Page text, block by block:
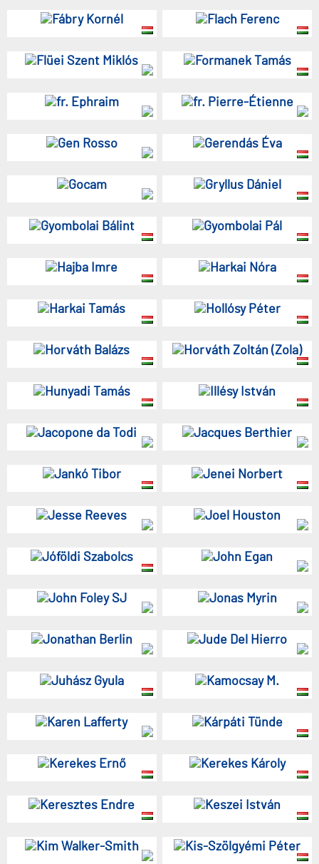
Fábry Kornél Flach Ferenc
Flüei Szent Miklós Formanek Tamás
fr. Ephraim fr. Pierre-Étienne
Gen Rosso Gerendás Éva
Gocam Gryllus Dániel
Gyombolai Bálint Gyombolai Pál
Hajba Imre Harkai Nóra
Harkai Tamás Hollósy Péter
Horváth Balázs Horváth Zoltán (Zola)
Hunyadi Tamás Illésy István
Jacopone da Todi Jacques Berthier
Jankó Tibor Jenei Norbert
Jesse Reeves Joel Houston
Jóföldi Szabolcs John Egan
John Foley SJ Jonas Myrin
Jonathan Berlin Jude Del Hierro
Juhász Gyula Kamocsay M.
Karen Lafferty Kárpáti Tünde
Kerekes Ernő Kerekes Károly
Keresztes Endre Keszei István
Kim Walker-Smith Kis-Szölgyémi Péter